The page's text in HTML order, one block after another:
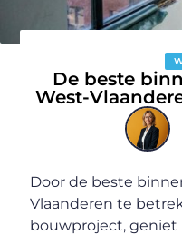
De beste
West-
Door de beste
Vlaanderen te
bouwproject, geniet